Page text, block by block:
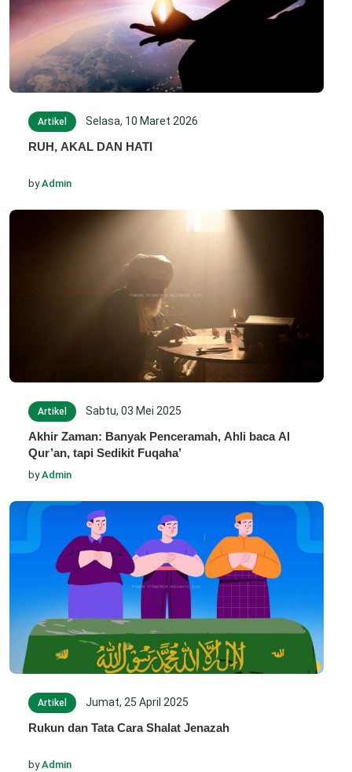
Artikel Selasa, 10 Maret 2026
RUH, AKAL DAN HATI
by Admin
Artikel Sabtu, 03 Mei 2025
Akhir Zaman: Banyak Penceramah, Ahli baca Al
Qur’an, tapi Sedikit Fuqaha’
by Admin
Artikel Jumat, 25 April 2025
Rukun dan Tata Cara Shalat Jenazah
by Admin